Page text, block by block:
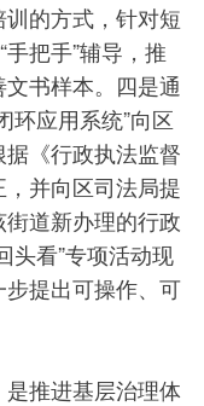
的方式，针对短
把手”辅导，推
书样本。四是通
环应用系统”向区
《行政执法监督
并向区司法局提
道新办理的行政
头看”专项活动现
提出可操作、可
推进基层治理体